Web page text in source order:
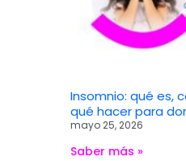
Insomnio: qué es,
qué hacer para
mayo 25, 2026
Saber más »